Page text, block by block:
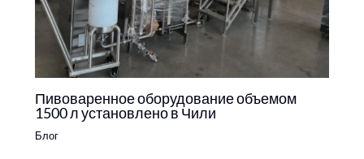
Пивоваренное оборудование объемом
1500 л установлено в Чили
Блог